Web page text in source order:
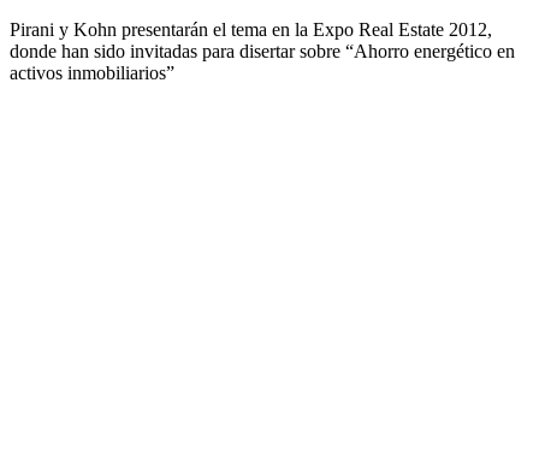
Pirani y Kohn presentarán el tema en la Expo Real Estate 2012,
donde han sido invitadas para disertar sobre “Ahorro energético en
activos inmobiliarios”